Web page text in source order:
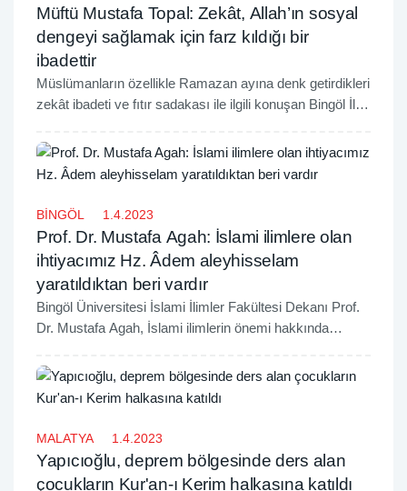
Müftü Mustafa Topal: Zekât, Allah’ın sosyal
dengeyi sağlamak için farz kıldığı bir
ibadettir
Müslümanların özellikle Ramazan ayına denk getirdikleri
zekât ibadeti ve fıtır sadakası ile ilgili konuşan Bingöl İl
sağlamak için farz kıldığını belirtti.
BİNGÖL 1.4.2023
Prof. Dr. Mustafa Agah: İslami ilimlere olan
ihtiyacımız Hz. Âdem aleyhisselam
yaratıldıktan beri vardır
Bingöl Üniversitesi İslami İlimler Fakültesi Dekanı Prof.
Dr. Mustafa Agah, İslami ilimlerin önemi hakkında
MALATYA 1.4.2023
Yapıcıoğlu, deprem bölgesinde ders alan
çocukların Kur'an-ı Kerim halkasına katıldı